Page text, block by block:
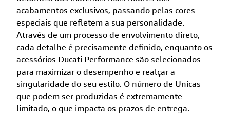
acabamentos exclusivos, passando pelas cores
especiais que refletem a sua personalidade.
Através de um processo de envolvimento direto,
cada detalhe é precisamente definido, enquanto os
acessórios Ducati Performance são selecionados
para maximizar o desempenho e realçar a
singularidade do seu estilo. O número de Unicas
que podem ser produzidas é extremamente
limitado, o que impacta os prazos de entrega.